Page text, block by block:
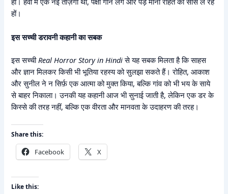
हों।
इस सच्ची डरावनी कहानी का सबक
इस सच्ची Real Horror Story in Hindiसे यह सबक मिलता है कि साहस
और ज्ञान मिलकर किसी भी भूतिया रहस्य को सुलझा सकते हैं। रोहित, आकाश
और सुनील ने न सिर्फ़ एक आत्मा को मुक्त किया, बल्कि गांव को भी भय के साये
से बाहर निकाला। उनकी यह कहानी आज भी सुनाई जाती है, लेकिन एक डर के
किस्से की तरह नहीं, बल्कि एक वीरता और मानवता के उदाहरण की तरह।
Share this:
Facebook X
Like this: